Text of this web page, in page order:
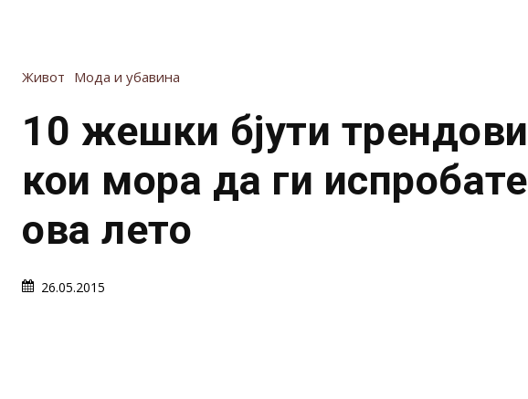
Живот Мода и убавина
10 жешки бјути трендови
кои мора да ги испробате
ова лето
26.05.2015